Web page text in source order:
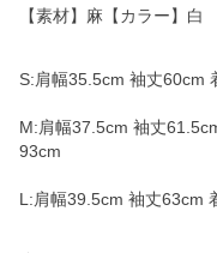
【素材】麻【カラー】白
S:肩幅35.5cm 袖丈60cm
M:肩幅37.5cm 袖丈
93cm
L:肩幅39.5cm 袖丈63cm